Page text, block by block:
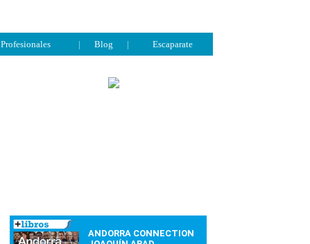
Profesionales | Blog | Escaparate